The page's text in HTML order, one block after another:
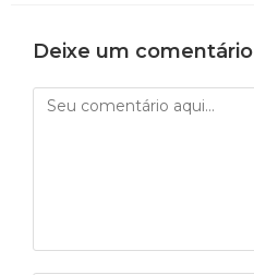
Deixe um comentário